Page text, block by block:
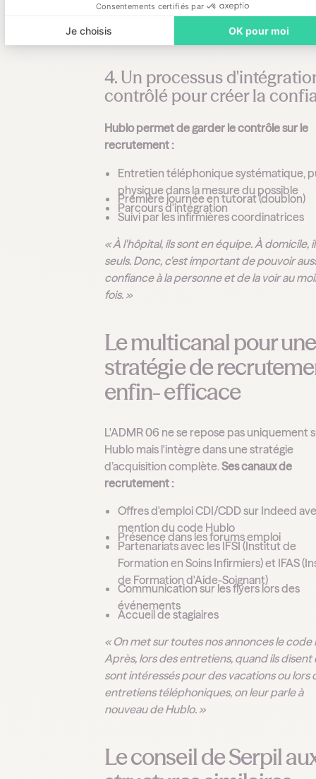
Consentements certifiés par
Je choisis OK pour moi
supplémentaires.
: visibilité sur la durée du
préserver la santé des salariés.
4. Un processus
contrôlé pour créer la
Hublo permet de garder le contrôle sur le
recrutement :
Entretien téléphonique systématique,
physique dans la mesure du possible
Première journée en tutorat (doublon)
Parcours d'intégration
Suivi par les infirmières coordinatrices
« À l'hôpital, ils sont en équipe. À domicile,
seuls. Donc, c'est important de pouvoir
confiance à la personne et de la voir au
fois. »
Le multicanal pour une
stratégie de
enfin- efficace
L'ADMR 06 ne se repose pas uniquement
Hublo mais l'intègre dans une stratégie
d’acquisition complète.Ses canaux de
recrutement :
Offres d'emploi CDI/CDD sur Indeed
mention du code Hublo
Présence dans les forums emploi
Partenariats avec les IFSI (Institut de
Formation en Soins Infirmiers) et IFAS
de Formation d'Aide-Soignant)
Communication sur les flyers lors des
événements
Accueil de stagiaires
« On met sur toutes nos annonces le code
Après, lors des entretiens, quand ils disent
sont intéressés pour des vacations ou lors
entretiens téléphoniques, on leur parle à
nouveau de Hublo. »
Le conseil de Serpil